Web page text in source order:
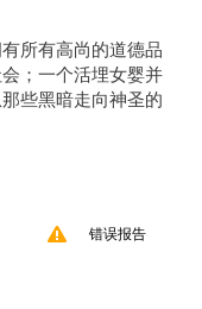
所有高尚的道德品
；一个活埋女婴并
些黑暗走向神圣的
错误报告